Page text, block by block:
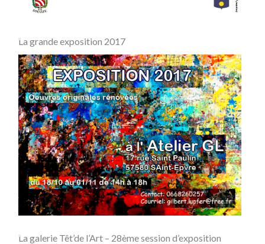
La grande exposition 2017
La galerie Têt’de l’Art – 28ème session d’exposition